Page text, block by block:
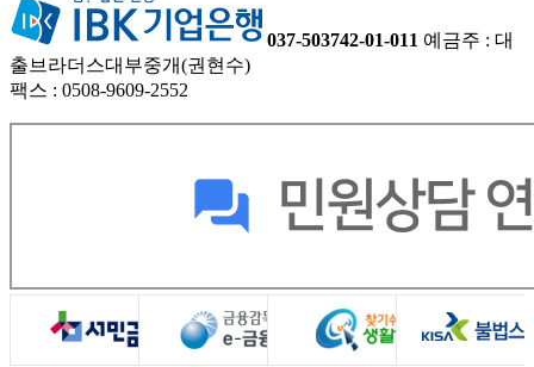
037-503742-01-011 예금주 : 대
출브라더스대부중개(권현수)
팩스 : 0508-9609-2552